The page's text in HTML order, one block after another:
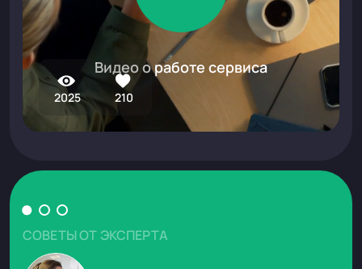
Видео о работе сервиса
2025 210
СОВЕТЫ ОТ ЭКСПЕРТА